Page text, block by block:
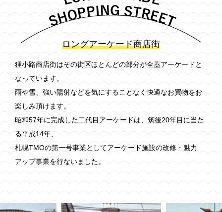
ロングアーケード商店街
狸小路商店街はその街区ほとんどの部分が全蓋アーケードと
なっています。
雨や雪、強い陽射などを気にすることなく快適なお買物をお
楽しみ頂けます。
昭和57年に完成した二代目アーケードは、筑後20年目に当た
る平成14年、
札幌TMOの第一号事業としてアーケード施設の改修・魅力
アップ事業を行ないました。